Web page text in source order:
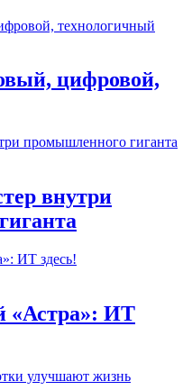
цифровой,
внутри
«Астра»: ИТ